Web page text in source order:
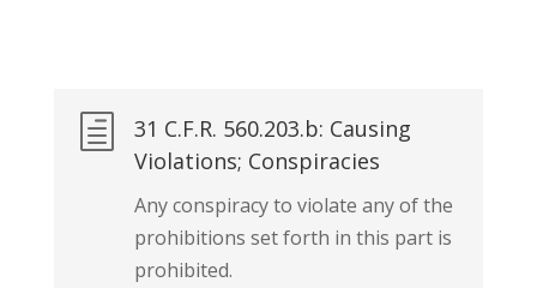
h
31 C.F.R. 560.203.b: Causing
Violations; Conspiracies
Any conspiracy to violate any of the
prohibitions set forth in this part is
prohibited.